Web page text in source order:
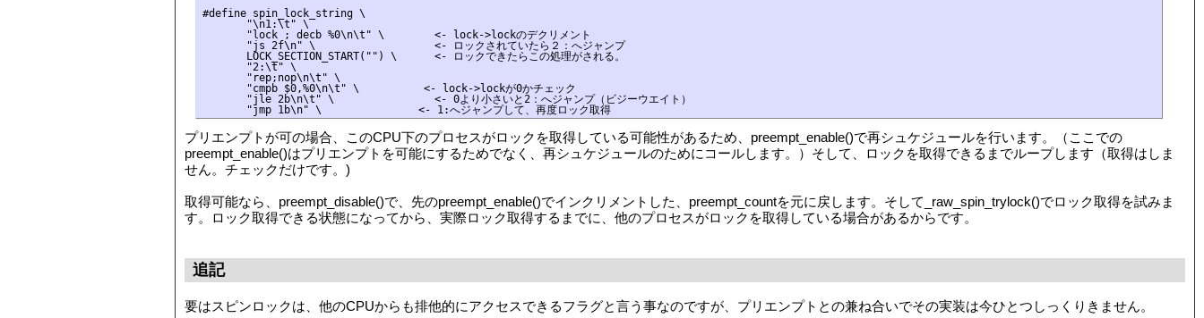
#define spin_lock_string \
       "\n1:\t" \
       "lock ; decb %0\n\t" \        <- lock->lockのデクリメント
       "js 2f\n" \                   <- ロックされていたら２：へジャンプ
       LOCK_SECTION_START("") \      <- ロックできたらこの処理がされる。
       "2:\t" \
       "rep;nop\n\t" \
       "cmpb $0,%0\n\t" \　　　　　　<- lock->lockが0かチェック
       "jle 2b\n\t" \                <- 0より小さいと2：へジャンプ（ビジーウエイト）
       "jmp 1b\n" \　　　　　　　　　<- 1:へジャンプして、再度ロック取得
プリエンプトが可の場合、このCPU下のプロセスがロックを取得している可能性があるため、preempt_enable()で再シュケジュールを行います。（ここでの
preempt_enable()はプリエンプトを可能にするためでなく、再シュケジュールのためにコールします。）そして、ロックを取得できるまでループします（取得はしま
せん。チェックだけです。)
取得可能なら、preempt_disable()で、先のpreempt_enable()でインクリメントした、preempt_countを元に戻します。そして_raw_spin_trylock()でロック取得を試みま
す。ロック取得できる状態になってから、実際ロック取得するまでに、他のプロセスがロックを取得している場合があるからです。
追記
要はスピンロックは、他のCPUからも排他的にアクセスできるフラグと言う事なのですが、プリエンプトとの兼ね合いでその実装は今ひとつしっくりきません。